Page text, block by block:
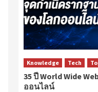
Knowledge Tech
35 ปี World Wide
ออนไลน์